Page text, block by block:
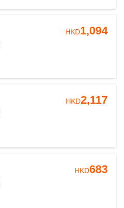
HKD1,094
HKD2,117
HKD683